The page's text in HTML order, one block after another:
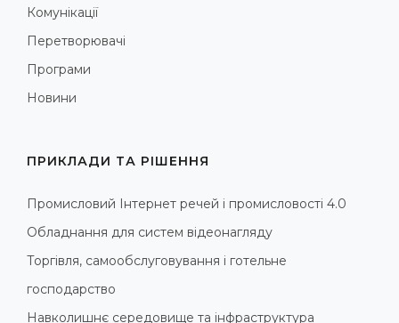
Комунікації
Перетворювачі
Програми
Новини
ПРИКЛАДИ ТА РІШЕННЯ
Промисловий Інтернет речей і промисловості 4.0
Обладнання для систем відеонагляду
Торгівля, самообслуговування і готельне
господарство
Навколишнє середовище та інфраструктура